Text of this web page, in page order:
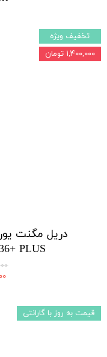
PLUS
تخفیف ویژه
۱,۴۰۰,۰۰۰ تومان
قیمت به روز با گارانتی